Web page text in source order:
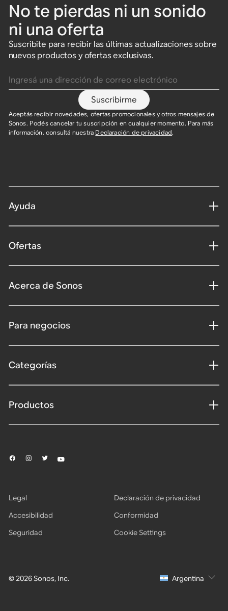
No te pierdas ni un sonido
ni una oferta
Suscribite para recibir las últimas actualizaciones sobre
nuevos productos y ofertas exclusivas.
Suscribirme
Aceptás recibir novedades, ofertas promocionales y otros mensajes de
Sonos. Podés cancelar tu suscripción en cualquier momento. Para más
información, consultá nuestra Declaración de privacidad.
Ayuda
Ofertas
Acerca de Sonos
Para negocios
Categorías
Productos
© 2026 Sonos, Inc.
Legal
Declaración de privacidad
Accesibilidad
Conformidad
Seguridad
Cookie Settings
Argentina